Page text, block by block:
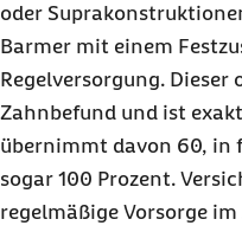
oder
Barmer mit einem
Regelversorgung.
Zahnbefund und ist
übernimmt davon 60, in
sogar 100 Prozent.
regelmäßige Vorsorge